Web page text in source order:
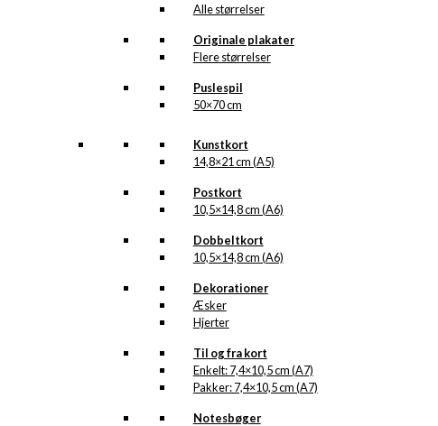
Alle størrelser
Originale plakater
Flere størrelser
Puslespil
50×70 cm
Kunstkort
14,8×21 cm (A5)
Postkort
10,5×14,8 cm (A6)
Dobbeltkort
10,5×14,8 cm (A6)
Dekorationer
Æsker
Hjerter
Til og fra kort
Enkelt: 7,4×10,5 cm (A7)
Pakker: 7,4×10,5 cm (A7)
Notesbøger